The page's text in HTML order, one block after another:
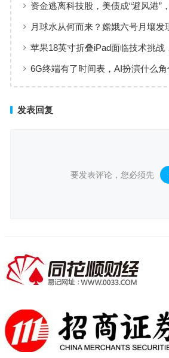
资金逃离科技股，美债成“避风港”
步迈向3.5%？
月球水从何而来？嫦娥六号月壤发
苹果18英寸折叠iPad面临技术挑战
2029年后
6G终端有了时间表，AI扮演什么角
发表回复
要发表评论，您必须先